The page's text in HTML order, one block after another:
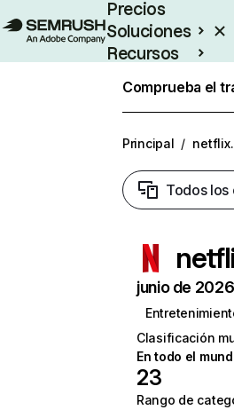
Precios
Soluciones
Recursos
Comprueba el
Principal /
Todos los
junio de
Clasificación
En todo el
23
Rango de